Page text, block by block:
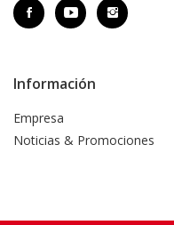
Información
Empresa
Noticias & Promociones